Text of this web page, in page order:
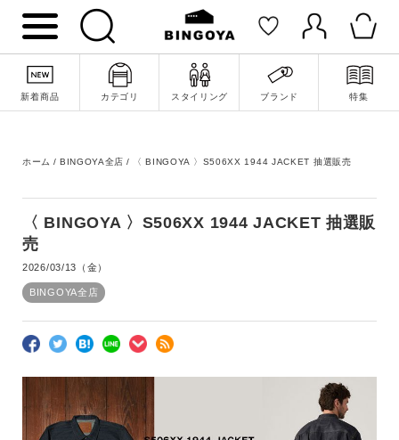
新着商品 カテゴリ スタイリング ブランド 特集
ホーム BINGOYA全店 〈 BINGOYA 〉S506XX 1944 JACKET 抽選販売
〈 BINGOYA 〉S506XX 1944 JACKET 抽選販
売
2026/03/13（金）
BINGOYA全店